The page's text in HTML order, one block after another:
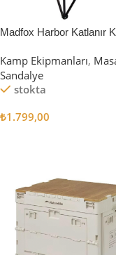
Madfox Harbor Katlanır
Kamp Ekipmanları,
Sandalye
stokta
₺1.799,00